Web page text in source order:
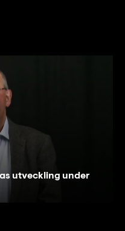
utveckling under